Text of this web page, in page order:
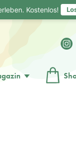
Kostenlos!